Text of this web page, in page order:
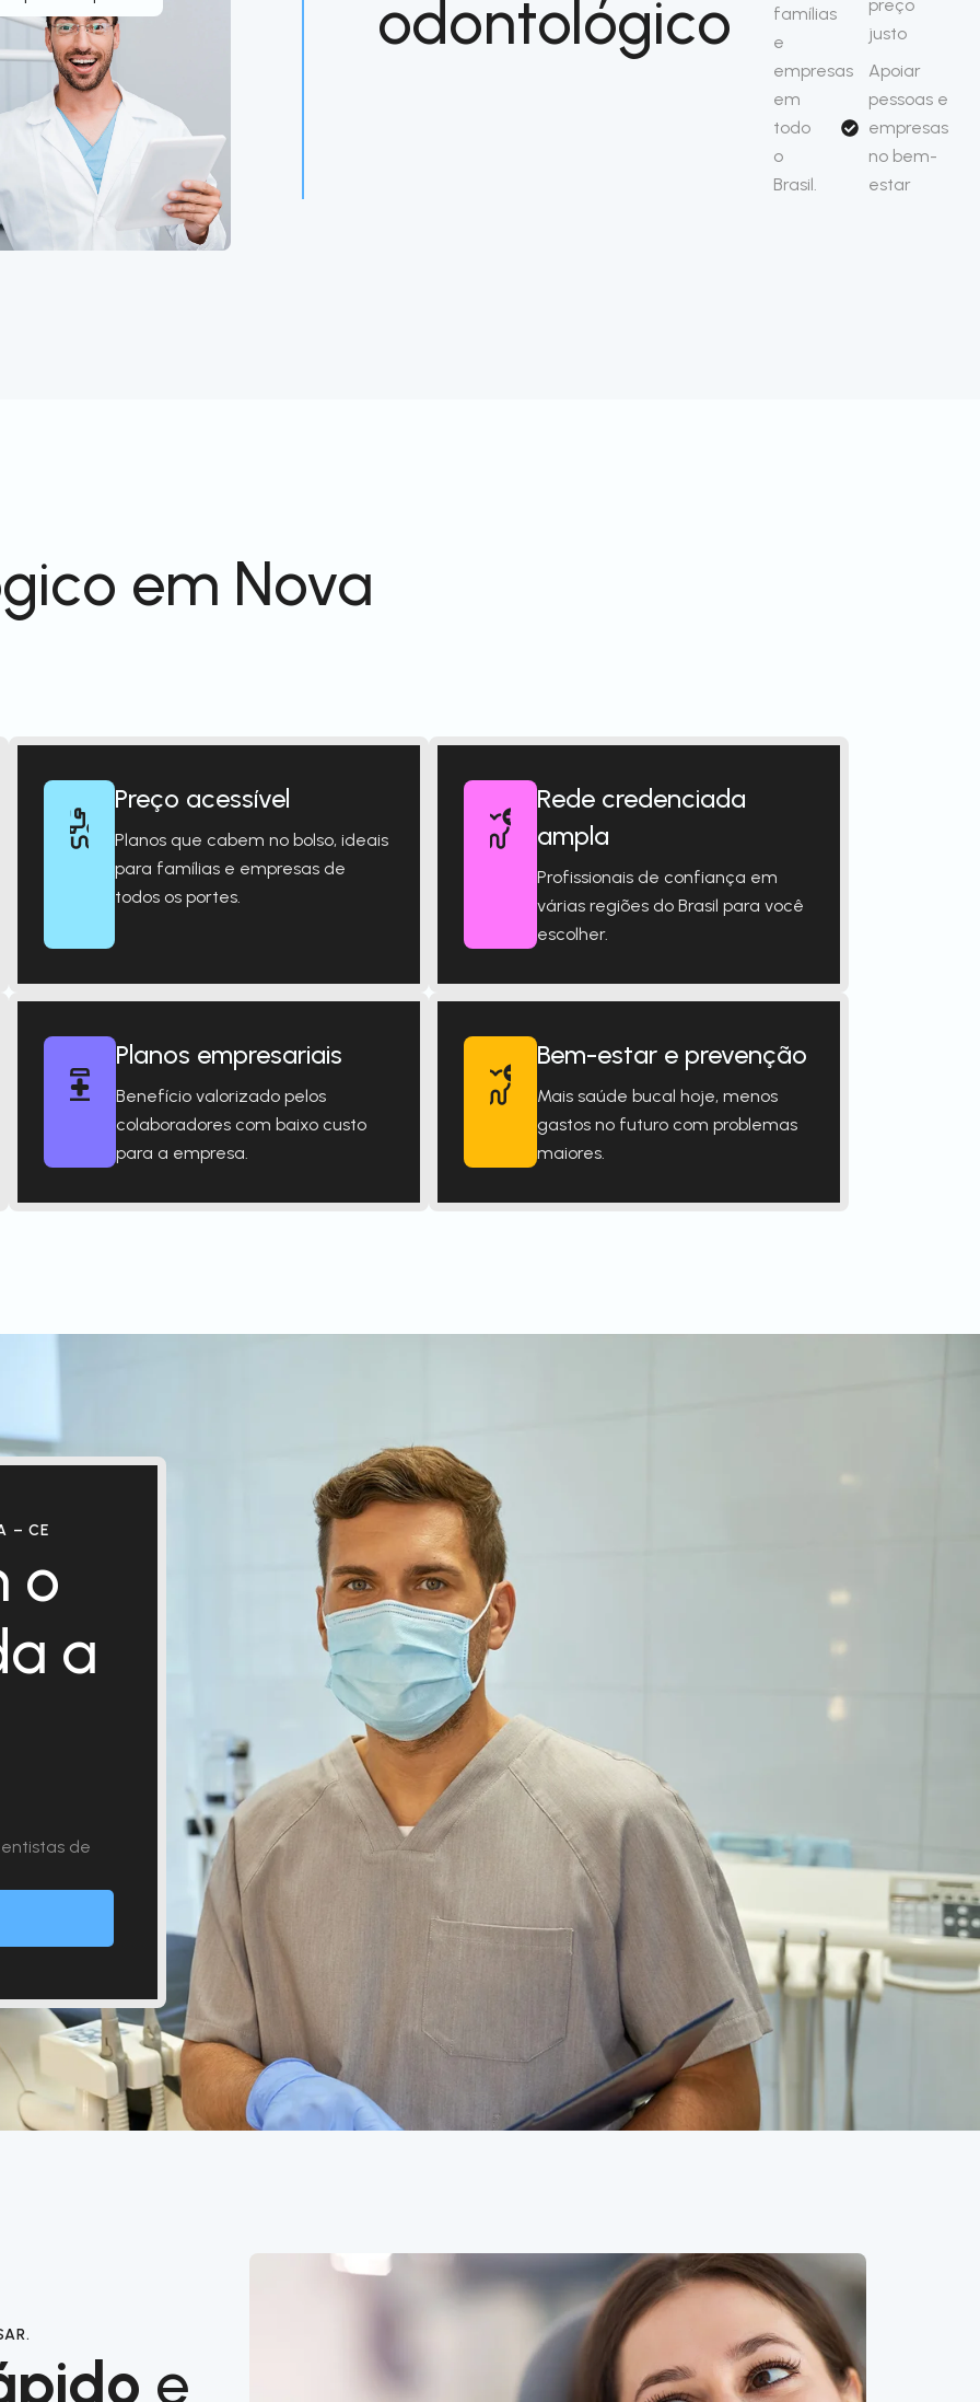
odontológico
famílias
e
empresas
em
todo
o
Brasil.
preço
justo
Apoiar
pessoas e
empresas
no bem-
estar
em Nova
Preço acessível
Planos que cabem no bolso, ideais
para famílias e empresas de
todos os portes.
Rede credenciada
ampla
Profissionais de confiança em
várias regiões do Brasil para você
escolher.
Planos empresariais
Benefício valorizado pelos
colaboradores com baixo custo
para a empresa.
Bem-estar e prevenção
Mais saúde bucal hoje, menos
gastos no futuro com problemas
maiores.
– CE
o
a
de
e